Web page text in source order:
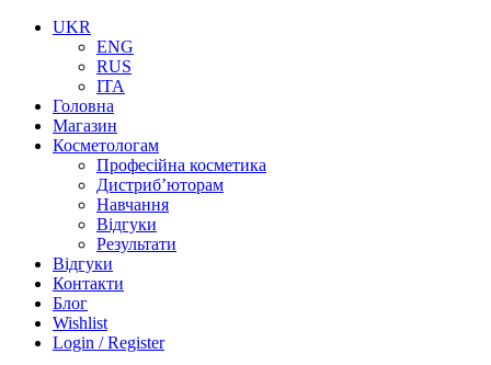
UKR
ENG
RUS
ITA
Головна
Магазин
Косметологам
Професійна косметика
Дистриб’юторам
Навчання
Відгуки
Результати
Відгуки
Контакти
Блог
Wishlist
Login / Register